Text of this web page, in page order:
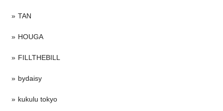
TAN
HOUGA
FILLTHEBILL
bydaisy
kukulu tokyo